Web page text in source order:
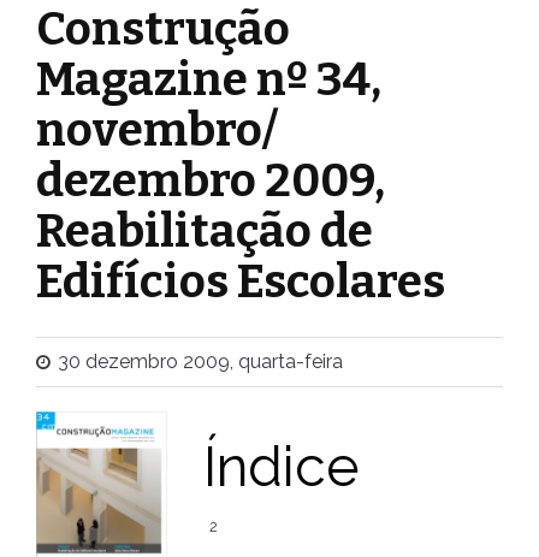
Construção
Magazine nº 34,
novembro/
dezembro 2009,
Reabilitação de
Edifícios Escolares
30 dezembro 2009, quarta-feira
Índice
2